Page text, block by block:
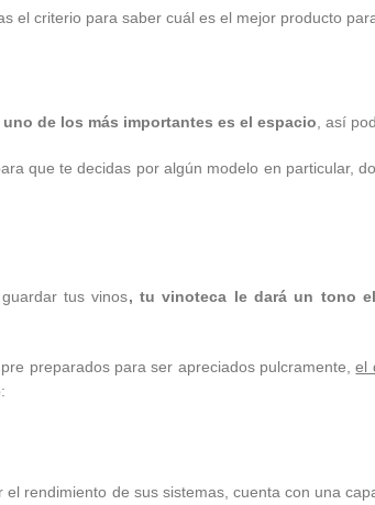
el criterio para saber cuál es el mejor producto
uno de los más importantes es el espacio , así
que te decidas por algún modelo en particular,
tus vinos, tu vinoteca le dará un tono
preparados para ser apreciados pulcramente,el
rendimiento de sus sistemas, cuenta con una